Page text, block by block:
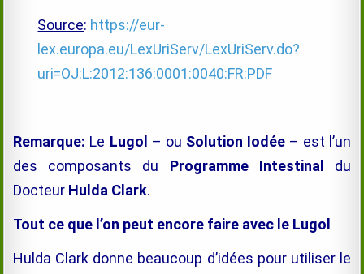
Source: https://eur-
lex.europa.eu/LexUriServ/LexUriServ.do?
uri=OJ:L:2012:136:0001:0040:FR:PDF
Remarque: Le Lugol – ou Solution Iodée– est l’un
des composants du Programme Intestinal du
Docteur Hulda Clark.
Tout ce que l’on peut encore faire avec le Lugol
Hulda Clark donne beaucoup d’idées pour utiliser le